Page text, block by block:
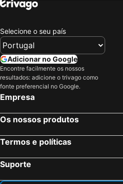
Selecione o seu país
Adicionar no Google
Encontre facilmente os nossos
resultados: adicione o trivago como
fonte preferencial no Google.
Empresa
Os nossos produtos
Termos e políticas
Suporte